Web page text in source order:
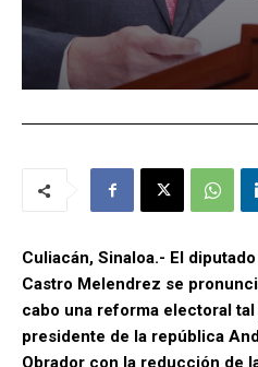
Culiacán, Sinaloa.- El
Castro Melendrez se
cabo una reforma electoral
presidente de la república
Obrador con la reducción de